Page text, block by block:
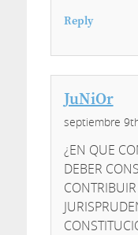
Reply
JuNiOr
septiembre
¿EN QUE
DEBER